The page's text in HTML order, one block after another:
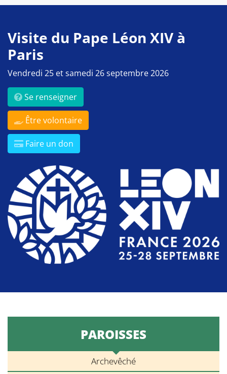
Visite du Pape Léon XIV à
Paris
Vendredi 25 et samedi 26 septembre 2026
Se renseigner
Être volontaire
Faire un don
PAROISSES
Archevêché